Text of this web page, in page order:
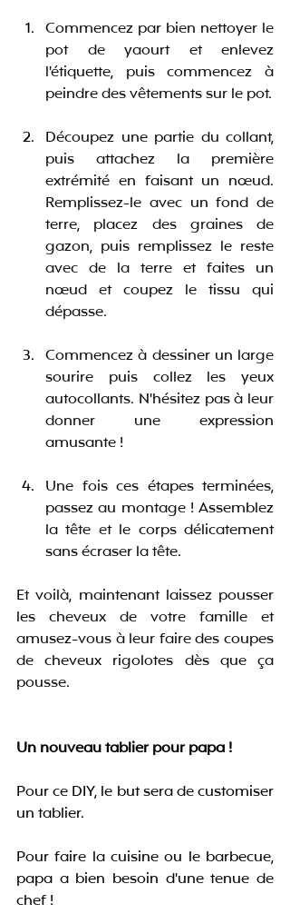
Commencez par bien nettoyer le
pot de yaourt et enlevez
l'étiquette, puis commencez à
peindre des vêtements sur le pot.
Découpez une partie du collant,
puis attachez la première
extrémité en faisant un nœud.
Remplissez-le avec un fond de
terre, placez des graines de
gazon, puis remplissez le reste
avec de la terre et faites un
nœud et coupez le tissu qui
dépasse.
Commencez à dessiner un large
sourire puis collez les yeux
autocollants. N'hésitez pas à leur
donner une expression
amusante !
Une fois ces étapes terminées,
passez au montage ! Assemblez
la tête et le corps délicatement
sans écraser la tête.
Et voilà, maintenant laissez pousser
les cheveux de votre famille et
amusez-vous à leur faire des coupes
de cheveux rigolotes dès que ça
pousse.
Un nouveau tablier pour papa !
Pour ce DIY, le but sera de customiser
un tablier.
Pour faire la cuisine ou le barbecue,
papa a bien besoin d'une tenue de
chef !